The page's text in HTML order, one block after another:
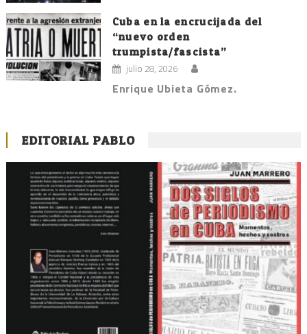
Cuba en la encrucijada del
“nuevo orden
trumpista/fascista”
julio 28, 2026
Enrique Ubieta Gómez.
EDITORIAL PABLO